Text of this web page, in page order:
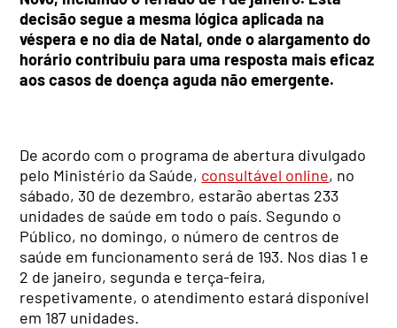
decisão segue a mesma lógica aplicada na
véspera e no dia de Natal, onde o alargamento do
horário contribuiu para uma resposta mais eficaz
aos casos de doença aguda não emergente.
De acordo com o programa de abertura divulgado
pelo Ministério da Saúde, consultável online, no
sábado, 30 de dezembro, estarão abertas 233
unidades de saúde em todo o país. Segundo o
Público, no domingo, o número de centros de
saúde em funcionamento será de 193. Nos dias 1 e
2 de janeiro, segunda e terça-feira,
respetivamente, o atendimento estará disponível
em 187 unidades.